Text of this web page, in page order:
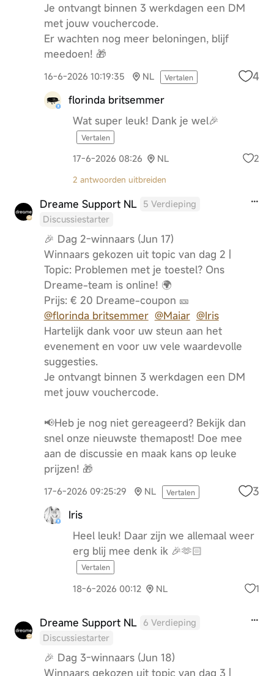
Je ontvangt binnen 3 werkdagen een DM
met jouw vouchercode.
Er wachten nog meer beloningen, blijf
meedoen! 🎁
16-6-2026 10:19:35 NL Vertalen 4
florinda britsemmer
Wat super leuk! Dank je wel🎉
Vertalen
17-6-2026 08:26 NL 2
2 antwoorden uitbreiden
Dreame Support NL
5 Verdieping
Discussiestarter
🎉 Dag 2-winnaars (Jun 17)
Winnaars gekozen uit topic van dag 2 |
Topic: Problemen met je toestel? Ons
Dreame-team is online! 🌍
Prijs: € 20 Dreame-coupon 🎫
@florinda britsemmer @Maiar @Iris
Hartelijk dank voor uw steun aan het
evenement en voor uw vele waardevolle
suggesties.
Je ontvangt binnen 3 werkdagen een DM
met jouw vouchercode.
📢Heb je nog niet gereageerd? Bekijk dan
snel onze nieuwste themapost! Doe mee
aan de discussie en maak kans op leuke
prijzen! 🎁
17-6-2026 09:25:29 NL Vertalen 3
Iris
Heel leuk! Daar zijn we allemaal weer
erg blij mee denk ik 🎉🫶🏻
Vertalen
18-6-2026 00:12 NL 1
Dreame Support NL
6 Verdieping
Discussiestarter
🎉 Dag 3-winnaars (Jun 18)
Winnaars gekozen uit topic van dag 3 |